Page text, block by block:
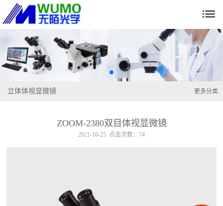

更多分类
立体体视显微镜
ZOOM-2380双目体视显微镜
2021-10-25 点击次数：74